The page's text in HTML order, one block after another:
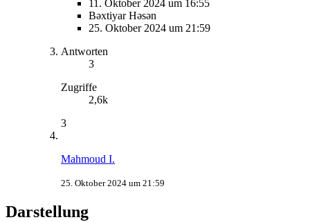
11. Oktober 2024 um 16:55
Bəxtiyar Həsən
25. Oktober 2024 um 21:59
Antworten
3
Zugriffe
2,6k
3
Mahmoud I.
25. Oktober 2024 um 21:59
Darstellung